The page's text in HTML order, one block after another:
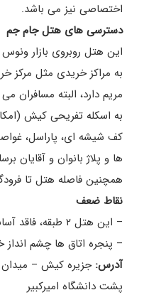
اختصاصی نیز می باشد.
دسترسی های هتل جام جم
این هتل روبروی بازار
به مراکز خریدی مثل مرکز
مریم دارد، البته مسافران
به اسکله تفریحی کیش
کف شیشه ای، پاراسل،
ها و پلاژ بانوان و آقایان
همچنین فاصله هتل تا فرودگاه حدود ۱۰
نقاط ضعف
– این هتل ۲ طبقه، فاقد آسانسور می باشد.
– پنجره اتاق ها چشم انداز
آدرس: جزیره کیش – میدان
پشت دانشگاه امیرکبیر